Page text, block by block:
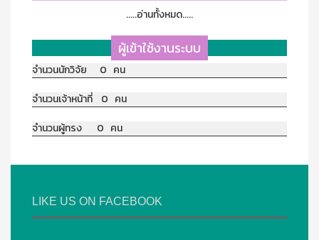
.....อ่านทั้งหมด.....
ผู้เข้าใช้งานระบบ
จำนวนนักวิจัย 0 คน
จำนวนเจ้าหน้าที่ 0 คน
จำนวนผู้ทรง 0 คน
LIKE US ON FACEBOOK